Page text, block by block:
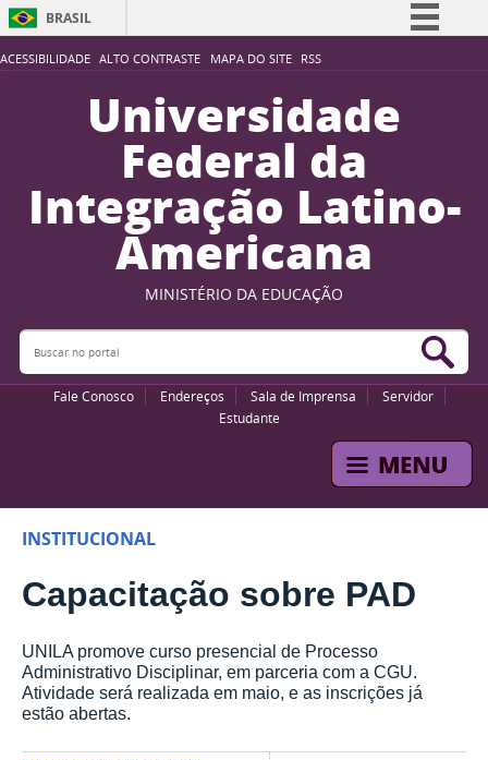
ACESSIBILIDADE ALTO CONTRASTE MAPA DO SITE RSS
BRASIL
Simplifique!
Participe
Acesso à informação
Legislação
Canais
Universidade
Federal da
Integração Latino-
Americana
MINISTÉRIO DA EDUCAÇÃO
Buscar no portal
Fale Conosco Endereços Sala de Imprensa
Servidor
Estudante
INSTITUCIONAL
Capacitação sobre PAD
UNILA promove curso presencial de Processo
Administrativo Disciplinar, em parceria com a CGU.
Atividade será realizada em maio, e as inscrições já
estão abertas.